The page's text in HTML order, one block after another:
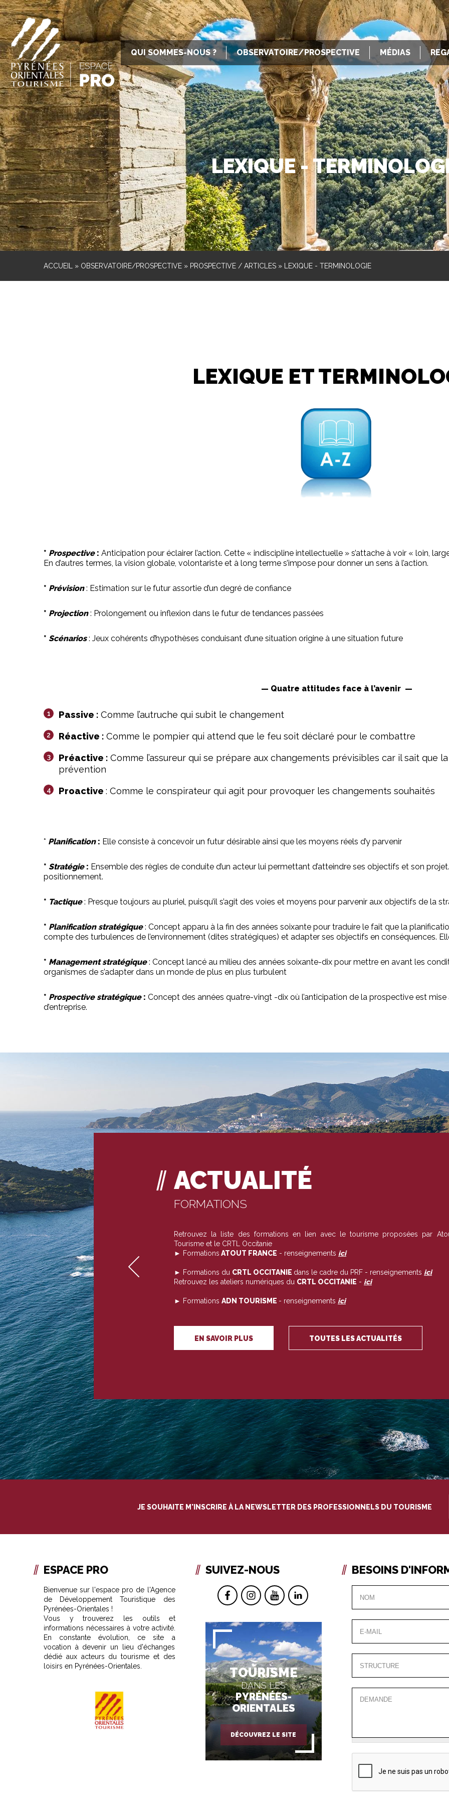
QUI SOMMES-NOUS ? OBSERVATOIRE/PROSPECTIVE MÉDIAS
LEXIQUE -
ACCUEIL » OBSERVATOIRE/PROSPECTIVE » PROSPECTIVE / ARTICLES » LEXIQUE - TERMINOLOGIE
LEXIQUE ET
* Prospective : Anticipation pour éclairer l’action. Cette « indiscipline intellectuelle » s’attache à voir « loin,
En d’autres termes, la vision globale, volontariste et à long terme s’impose pour donner un sens à l’action.
* Prévision : Estimation sur le futur assortie d’un degré de confiance
* Projection : Prolongement ou inflexion dans le futur de tendances passées
* Scénarios : Jeux cohérents d’hypothèses conduisant d’une situation origine à une situation future
— Quatre attitudes face à l’avenir —
Passive : Comme l’autruche qui subit le changement
Réactive : Comme le pompier qui attend que le feu soit déclaré pour le combattre
Préactive : Comme l’assureur qui se prépare aux changements prévisibles car il sait que
prévention
Proactive : Comme le conspirateur qui agit pour provoquer les changements souhaités
* Planification : Elle consiste à concevoir un futur désirable ainsi que les moyens réels d’y parvenir
* Stratégie: Ensemble des règles de conduite d’un acteur lui permettant d’atteindre ses objectifs et son
positionnement.
* Tactique: Presque toujours au pluriel, puisqu’il s’agit des voies et moyens pour parvenir aux objectifs de la
* Planification stratégique: Concept apparu à la fin des années soixante pour traduire le fait que la
compte des turbulences de l’environnement (dites stratégiques) et adapter ses objectifs en conséquences.
* Management stratégique : Concept lancé au milieu des années soixante-dix pour mettre en avant les
organismes de s’adapter dans un monde de plus en plus turbulent
* Prospective stratégique: Concept des années quatre-vingt -dix où l’anticipation de la prospective est
d’entreprise.
ACTUALITÉ
FORMATIONS
Retrouvez la liste des formations en lien avec le tourisme proposées par
Tourisme et le CRTL Occitanie
► Formations ATOUT FRANCE - renseignements ici
► Formations du CRTL OCCITANIE dans le cadre du PRF - renseignements ici
Retrouvez les ateliers numériques du CRTL OCCITANIE - ici
► Formations ADN TOURISME - renseignements ici
EN SAVOIR PLUS TOUTES LES ACTUALITÉS
JE SOUHAITE M'INSCRIRE À LA NEWSLETTER DES PROFESSIONNELS DU TOURISME
ESPACE PRO
Bienvenue sur l'espace pro de l'Agence
de Développement Touristique des
Pyrénées-Orientales !
Vous y trouverez les outils et
informations nécessaires à votre activité.
En constante évolution, ce site a
vocation à devenir un lieu d'échanges
dédié aux acteurs du tourisme et des
loisirs en Pyrénées-Orientales.
SUIVEZ-NOUS
TOURISME
DANS LES
PYRÉNÉES-
ORIENTALES
DÉCOUVREZ LE SITE
BESOINS